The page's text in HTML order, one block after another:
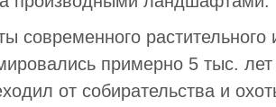
современного
примерно 5 тыс.
от собирательства и